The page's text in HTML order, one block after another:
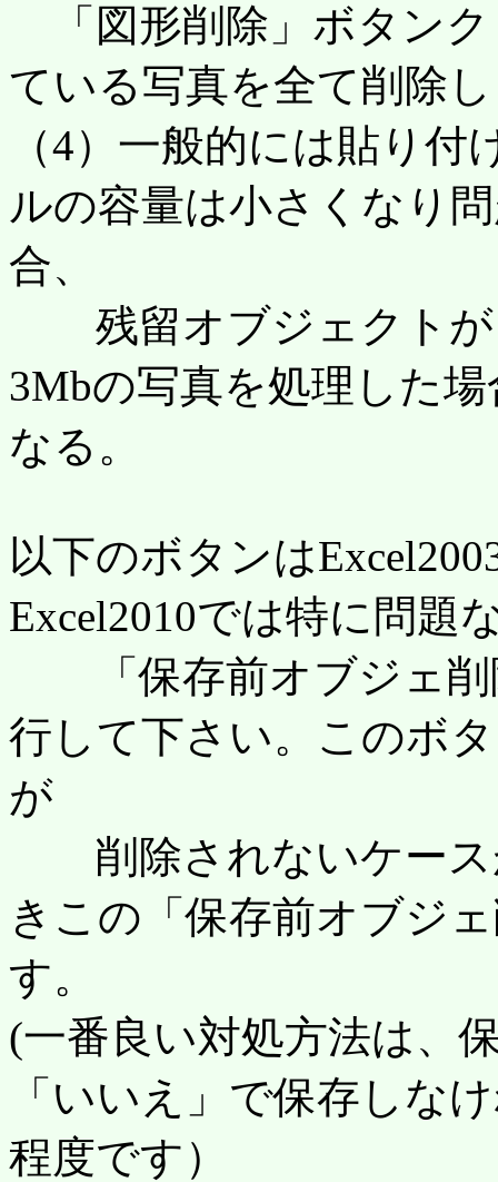
「図形削除」ボタン
ている写真を全て削除
（4）一般的には貼り
ルの容量は小さくなり
合、
残留オブジェクトが
3Mbの写真を処理した
なる。
以下のボタンは
Excel2010では特に問題
「保存前オブジェ削
行して下さい。このボ
が
削除されないケース
きこの「保存前オブジ
す。
(一番良い対処方法は、
「いいえ」で保存しな
程度です）